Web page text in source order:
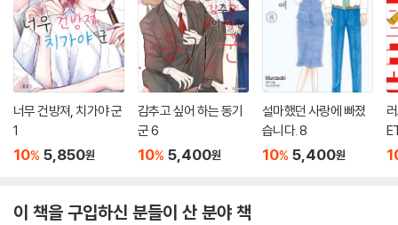
너무 건방져, 치가야 군
1
10% 5,850원
감추고 싶어 하는 동기
군 6
10% 5,400원
설마했던 사랑에 빠졌
습니다. 8
10% 5,400원
이 책을 구입하신 분들이 산 분야 책